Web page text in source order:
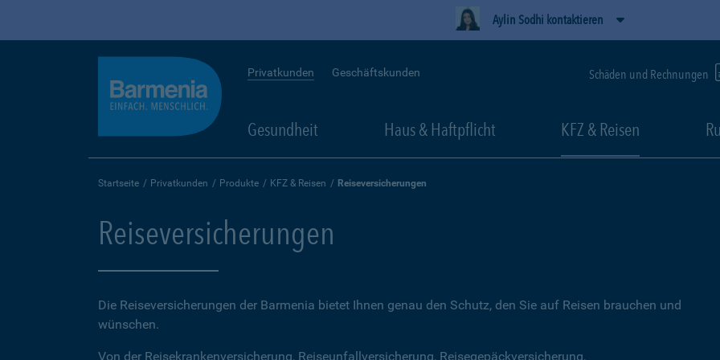
Aylin Sodhi kontaktieren
Privatkunden Geschäftskunden Schäden und Rechnungen
Gesundheit Haus & Haftpflicht KFZ & Reisen
Startseite Privatkunden Produkte KFZ & Reisen Reiseversicherungen
Reiseversicherungen
Die Reiseversicherungen der Barmenia bietet Ihnen genau den Schutz, den Sie auf Reisen brauchen und
wünschen.
Von der Reisekrankenversicherung, Reiseunfallversicherung, Reisegepäckversicherung,